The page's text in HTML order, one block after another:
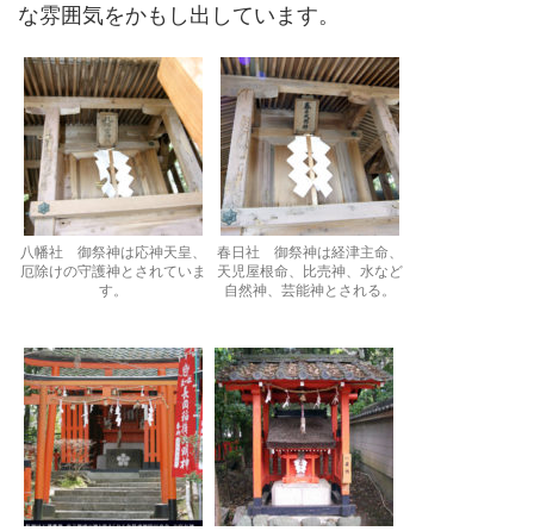
な雰囲気をかもし出しています。
八幡社 御祭神は応神天皇、
厄除けの守護神とされていま
す。
春日社 御祭神は経津主命、
天児屋根命、比売神、水など
自然神、芸能神とされる。